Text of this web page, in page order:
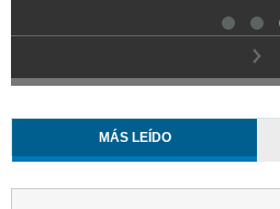
MÁS LEÍDO